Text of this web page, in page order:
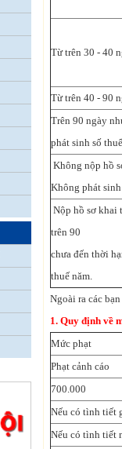
Từ trên 30 - 40
Từ trên 40 - 90
Trên 90 ngày
phát sinh số
Không nộp hồ
Không phát
Nộp hồ sơ khai
trên 90
chưa đến thời
thuế năm.
Ngoài ra các
1. Quy định về
Mức phạt
Phạt cảnh cáo
700.000
Nếu có tình tiết
Nếu có tình tiết